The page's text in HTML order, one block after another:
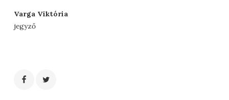
Varga Viktória
jegyző